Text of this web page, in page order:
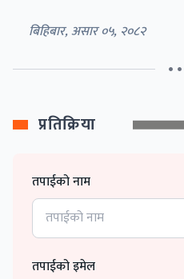
बिहिबार, असार ०५, २०८२
•
प्रतिक्रिया
तपाईको नाम
तपाईको इमेल